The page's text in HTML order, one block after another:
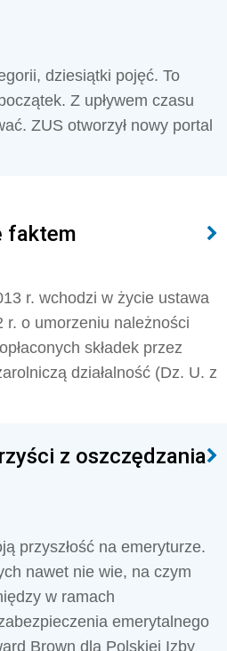
dziesiątki pojęć. To
Z upływem czasu
ZUS otworzył nowy portal
faktem
r. wchodzi w życie ustawa
r. o umorzeniu należności
składek przez
działalność (Dz. U. z
z oszczędzania
przyszłość na emeryturze.
nawet nie wie, na czym
w ramach
emerytalnego
Brown dla Polskiej Izby